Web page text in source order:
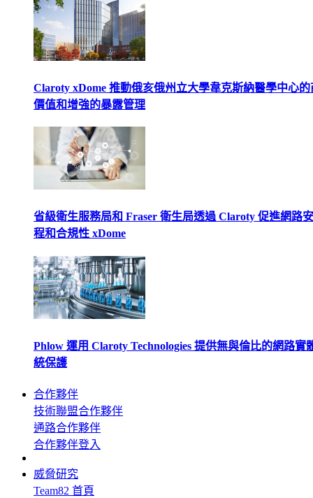
Claroty xDome 推動俄亥俄州立大學韋克斯納醫學中心的
價值和增強的暴露管理
省級衛生服務局和 Fraser 衛生局透過 Claroty 促進網路
程和合規性 xDome
Phlow 運用 Claroty Technologies 提供無與倫比的網路實
統保護
合作夥伴
技術聯盟合作夥伴
通路合作夥伴
合作夥伴登入
威脅研究
Team82 首頁